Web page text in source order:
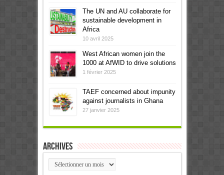
The UN and AU collaborate for
sustainable development in
Africa
10 avril 2025
West African women join the
1000 at AfWID to drive solutions
1 février 2025
TAEF concerned about impunity
against journalists in Ghana
27 janvier 2025
Archives
Archives